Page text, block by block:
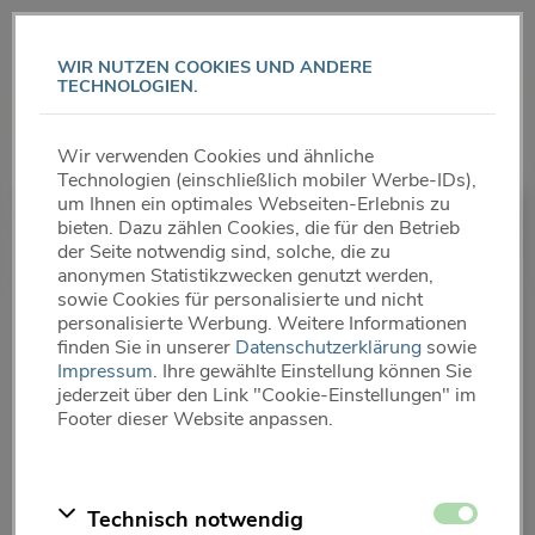
Direkt
Inhalt
PRODUKTÜBERSICHT
ALLE PRODUKTE
®
WIR NUTZEN COOKIES UND ANDERE
TECHNOLOGIEN.
Wir verwenden Cookies und ähnliche
Technologien (einschließlich mobiler Werbe-IDs),
um Ihnen ein optimales Webseiten-Erlebnis zu
bieten. Dazu zählen Cookies, die für den Betrieb
der Seite notwendig sind, solche, die zu
anonymen Statistikzwecken genutzt werden,
sowie Cookies für personalisierte und nicht
personalisierte Werbung. Weitere Informationen
finden Sie in unserer Datenschutzerklärung sowie
Impressum. Ihre gewählte Einstellung können Sie
jederzeit über den Link "Cookie-Einstellungen" im
Footer dieser Website anpassen.
Technisch notwendig
Zustimmen